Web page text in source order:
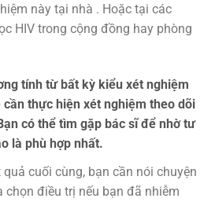
này tại nhà . Hoặc tại các
HIV trong cộng đồng hay phòng
tính từ bất kỳ kiểu xét nghiệm
thực hiện xét nghiệm theo dõi
có thể tìm gặp bác sĩ để nhờ tư
là phù hợp nhất.
cuối cùng, bạn cần nói chuyện
chọn điều trị nếu bạn đã nhiễm